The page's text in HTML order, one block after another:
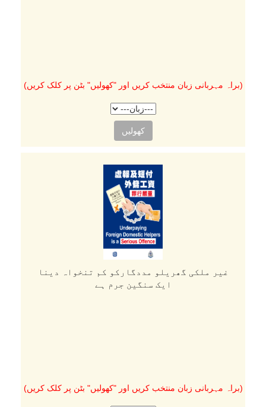
(براہ مہربانی زبان منتخب کریں اور "کھولیں" بٹن پر کلک کریں)
کھولیں
غیر ملکی گھریلو مددگارکو کم تنخواہ دینا
ایک سنگین جرم ہے
(براہ مہربانی زبان منتخب کریں اور "کھولیں" بٹن پر کلک کریں)